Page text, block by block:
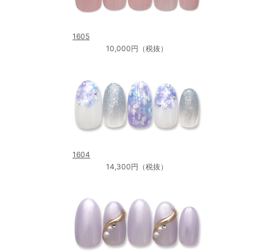
1605
10,000円（税抜）
1604
14,300円（税抜）